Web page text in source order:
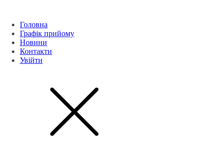
Головна
Графік прийому
Новини
Контакти
Увійти